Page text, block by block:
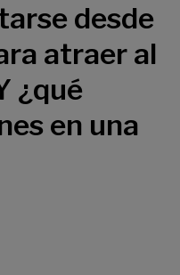
desde
atraer al
¿qué
en una